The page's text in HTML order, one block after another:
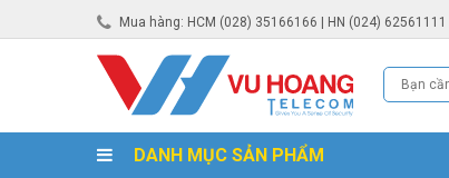
Mua hàng: HCM (028) 35166166 | HN (024) 62561111
DANH MỤC SẢN PHẨM